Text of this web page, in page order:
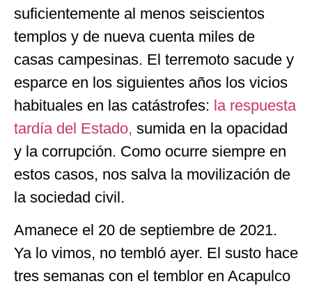
suficientemente al menos seiscientos
templos y de nueva cuenta miles de
casas campesinas. El terremoto sacude y
esparce en los siguientes años los vicios
habituales en las catástrofes: la respuesta
tardía del Estado, sumida en la opacidad
y la corrupción. Como ocurre siempre en
estos casos, nos salva la movilización de
la sociedad civil.
Amanece el 20 de septiembre de 2021.
Ya lo vimos, no tembló ayer. El susto hace
tres semanas con el temblor en Acapulco